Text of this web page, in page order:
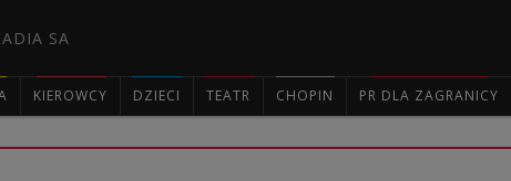
SA
KIEROWCY DZIECI TEATR CHOPIN PR DLA ZAGRANICY